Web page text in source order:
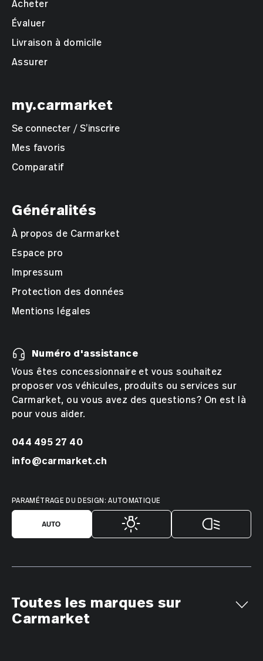
Acheter
Évaluer
Livraison à domicile
Assurer
my.carmarket
Se connecter / S’inscrire
Mes favoris
Comparatif
Généralités
À propos de Carmarket
Espace pro
Impressum
Protection des données
Mentions légales
Numéro d'assistance
Vous êtes concessionnaire et vous souhaitez
proposer vos véhicules, produits ou services sur
Carmarket, ou vous avez des questions? On est là
pour vous aider.
044 495 27 40
info@carmarket.ch
PARAMÉTRAGE DU DESIGN: AUTOMATIQUE
Toutes les marques sur
Carmarket